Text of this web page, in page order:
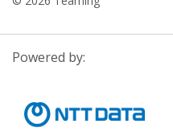
Powered by: